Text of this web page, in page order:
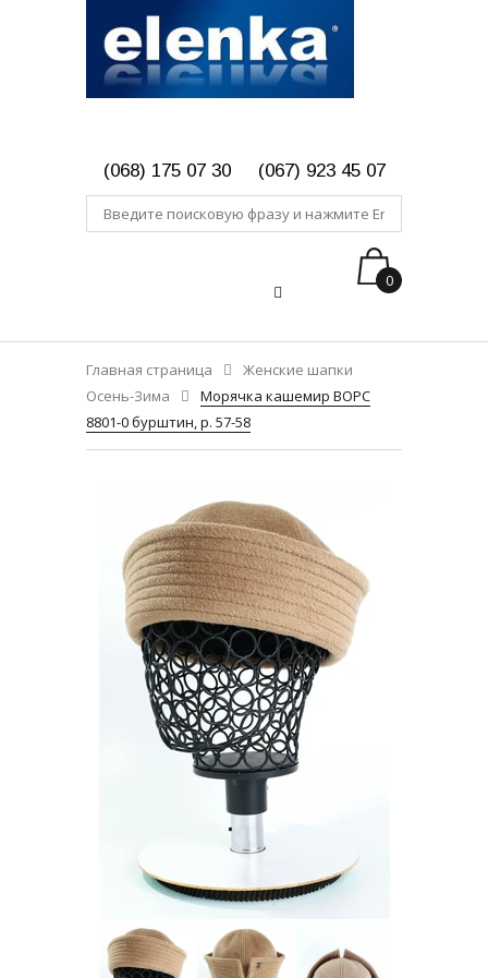
(068) 175 07 30 (067) 923 45 07
0
Главная страница
Женские шапки
Осень-Зима
Морячка кашемир ВОРС
8801-0 бурштин, р. 57-58